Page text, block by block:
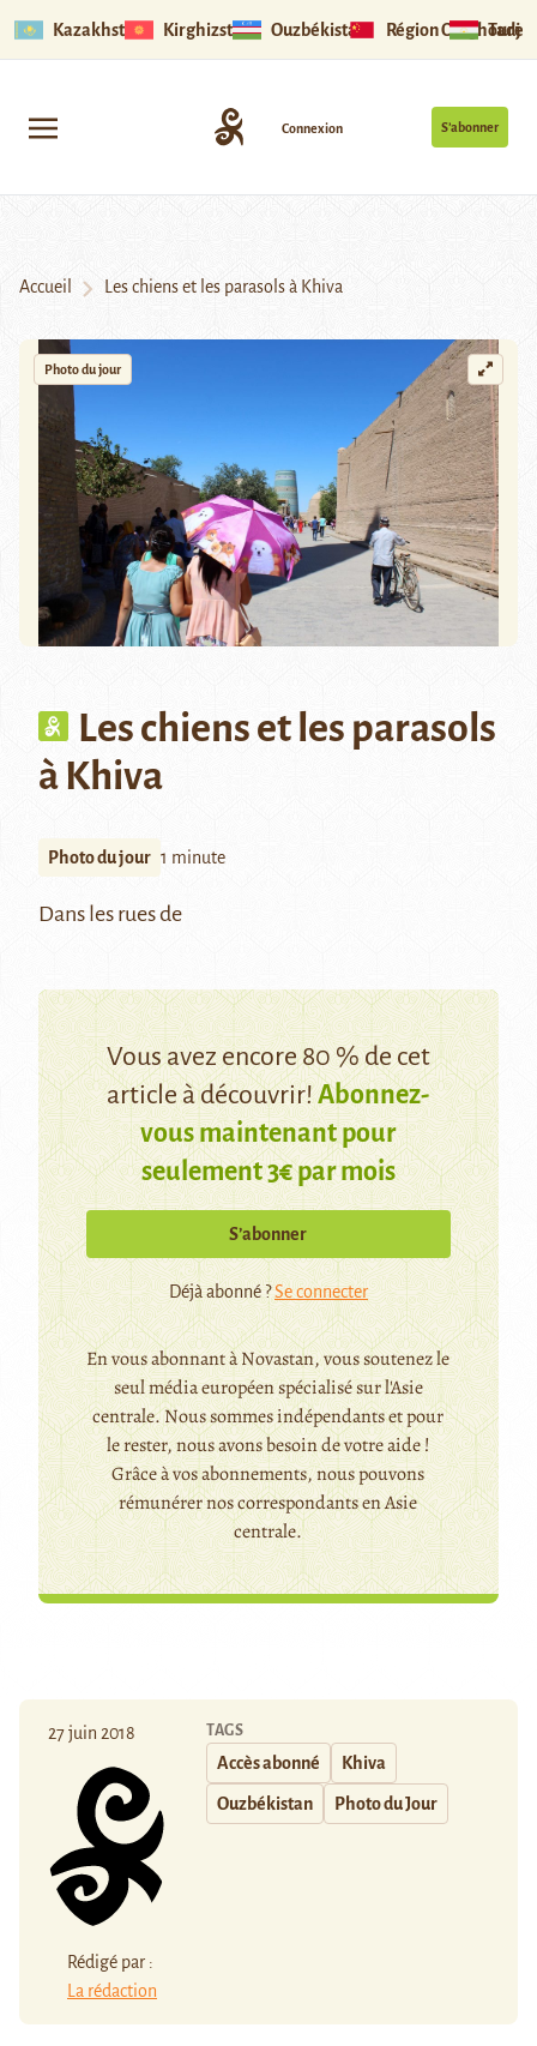
Kazakhstan Kirghizstan Ouzbékistan Région Ouïghoure
S’abonner
Connexion
Accueil Les chiens et les parasols à Khiva
Photo du jour
Les chiens et les parasols
à Khiva
Photo du jour 1 minute
Dans les rues de
Vous avez encore 80 % de cet
article à découvrir!Abonnez-
vous maintenant pour
seulement 3€ par mois
S’abonner
Déjà abonné ?Se connecter
En vous abonnant à Novastan, vous soutenez le
seul média européen spécialisé sur l'Asie
centrale. Nous sommes indépendants et pour
le rester, nous avons besoin de votre aide !
Grâce à vos abonnements, nous pouvons
rémunérer nos correspondants en Asie
centrale.
27 juin 2018
Rédigé par :
La rédaction
TAGS
Accès abonné Khiva
Ouzbékistan Photo du Jour